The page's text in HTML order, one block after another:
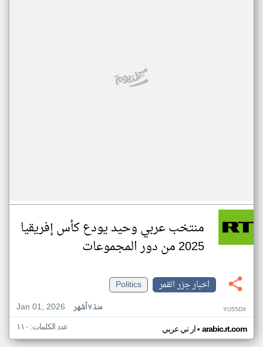
منتخب عربي وحيد يودع كأس إفريقيا
2025 من دور المجموعات
اخبار جزر القمر
Politics
Jan 01, 2026
منذ ٧ أشهر YU55DX
ار تي عربي• arabic.rt.com عدد الكلمات: ١١٠